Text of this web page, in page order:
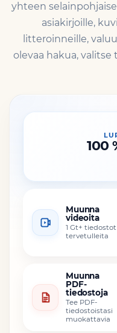
yhteen
asiakirjoille,
litteroinneille,
olevaa hakua,
100
Muunna
videoita
1 Gt+ tiedostot
tervetulleita
Muunna
PDF-
tiedostoja
Tee PDF-
tiedostoistasi
muokattavia